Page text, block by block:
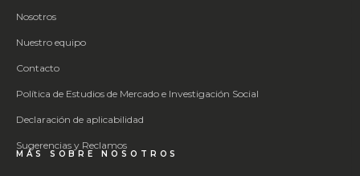
Nosotros
Nuestro equipo
Contacto
Política de Estudios de Mercado e Investigación Social
Declaración de aplicabilidad
Sugerencias y Reclamos
MÁS SOBRE NOSOTROS